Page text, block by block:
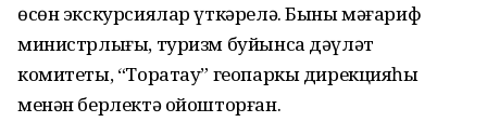
өсөн экскурсиялар үткәрелә. Быны мәғариф
министрлығы, туризм буйынса дәүләт
комитеты, “Торатау” геопаркы дирекцияһы
менән берлектә ойошторған.